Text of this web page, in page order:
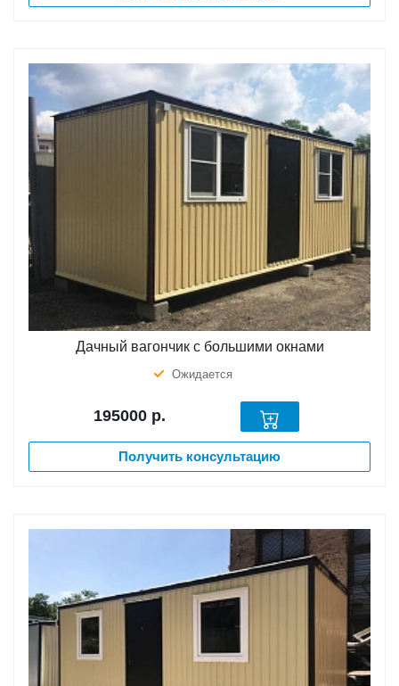
Дачный вагончик с большими окнами
Ожидается
195000 р.
Получить консультацию